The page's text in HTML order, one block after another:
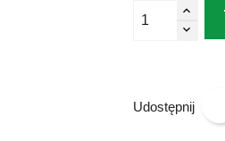
Udostępnij